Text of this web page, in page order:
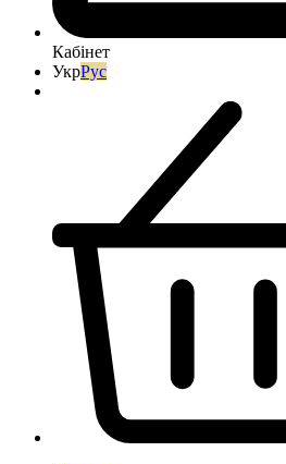
Кабінет
УкрРус